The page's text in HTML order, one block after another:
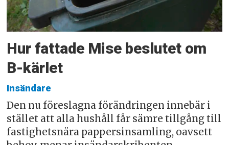
Hur fattade Mise beslutet om
B-kärlet
Insändare
Den nu föreslagna förändringen innebär i
stället att alla hushåll får sämre tillgång till
fastighetsnära pappersinsamling, oavsett